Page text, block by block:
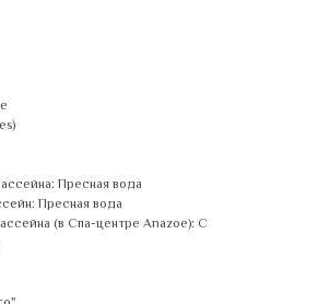
Пресная вода
Пресная вода
(в Спа-центре Anazoe): С